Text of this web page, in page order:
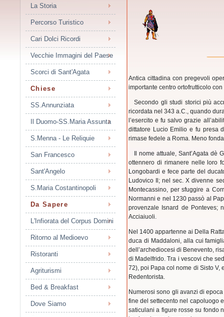
La Storia
Percorso Turistico
Cari Dolci Ricordi
Vecchie Immagini del Paese
Scorci di Sant'Agata
Chiese
SS.Annunziata
Il Duomo-SS.Maria Assunta
S.Menna - Le Reliquie
San Francesco
Sant'Angelo
S.Maria Costantinopoli
Da Sapere
L'Infiorata del Corpus Domini
Ritorno al Medioevo
Ristoranti
Agriturismi
Bed & Breakfast
Dove Siamo
Antica cittadina con pregevoli
importante centro ortofrutticolo
Secondo gli studi storici più
ricordata nel 343 a.C., quando
l’eser­cito e fu salvo grazie
dittatore Lucio Emilio e fu presa
rimase fedele a Roma. Meno
Il nome attuale, Sant’Agata
ottennero di rimanere nelle loro
Longobardi e fece parte del
Ludovico Il; nel sec. X divenne
Montecassino, per sfuggire a
Normanni e nel 1230 passò al
provenzale Isnard de Ponteves;
Acciaiuoli.
Nel 1400 appartenne ai Della
duca di Maddaloni, alla cui
dell’ar­chediocesi di Benevento,
di Madelfrido. Tra i vescovi che
72), poi Papa col nome di Sisto V,
Redentorista.
Numerosi sono gli avanzi di
fine del settecento nel capoluogo
saticulani a figure rosse su fondo